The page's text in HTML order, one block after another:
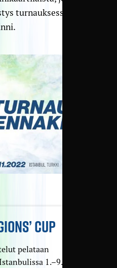
turnauksessa ei jää
CUP
pelataan
1.–9.11.